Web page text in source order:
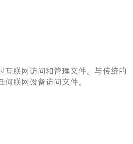
互联网访问和管理文件。与传统的
联网设备访问文件。